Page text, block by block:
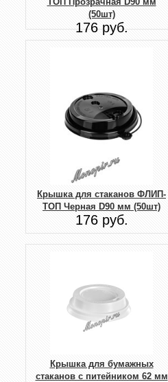
(50шт)
176 руб.
Крышка для стаканов ФЛИП-
ТОП Черная D90 мм (50шт)
176 руб.
Крышка для бумажных
стаканов с питейником 62 мм